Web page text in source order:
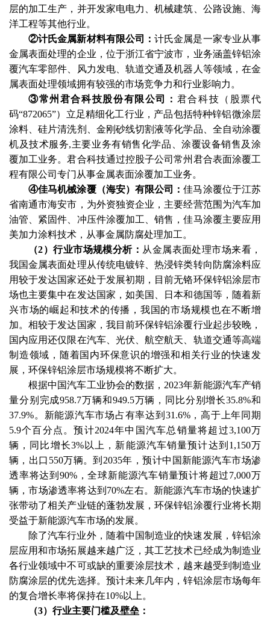
层的加工生产，并开发家电电力、机械建筑、公路设施、海
洋工程等其他行业。
②计氏金属新材料有限公司：计氏金属是一家专业从事
金属表面处理的企业，位于浙江省宁波市，业务涵盖锌铝涂
覆汽车零部件、风力发电、轨道交通及机器人等领域，在金
属表面处理领域拥有较强的市场竞争力和行业影响力。
③常州君合科技股份有限公司： 君合科技（股票代
码“872065”）立足精细化工行业，产品包括特种锌铝微涂层
涂料、硅片清洗剂、金刚砂线切割液等化学品、全自动涂覆
机及技术服务,主要业务有销售化学品、涂覆设备销售及涂
覆加工业务。君合科技通过控股子公司常州君合表面涂覆工
程有限公司专门从事金属表面涂覆加工业务。
④佳马机械涂覆（海安）有限公司：佳马涂覆位于江苏
省南通市海安市，为外资独资企业，主要经营范围为汽车加
油管、紧固件、冲压件涂覆加工、销售，佳马涂覆主要应用
美加力涂料技术，从事金属防腐处理加工。
（2）行业市场规模分析： 从金属表面处理市场来看，
我国金属表面处理从传统电镀锌、热浸锌类转向防腐涂料应
用较于发达国家还处于发展初期，目前无铬环保锌铝涂层市
场也主要集中在发达国家，如美国、日本和德国等，随着新
兴市场的崛起和技术的传播，我国的市场规模也在不断增
加。相较于发达国家，我目前环保锌铝涂覆行业起步较晚，
国内应用还仅限在汽车、光伏、航空航天、轨道交通等高端
制造领域，随着国内环保意识的增强和相关行业的快速发
展，环保锌铝涂层市场规模将不断扩大。
根据中国汽车工业协会的数据，2023年新能源汽车产销
量分别完成958.7万辆和949.5万辆，同比分别增长35.8%和
37.9%。新能源汽车市场占有率达到31.6%，高于上年同期
5.9个百分点。预计2024年中国汽车总销量将超过3,100万
辆，同比增长3%以上，新能源汽车销量预计达到1,150万
辆，出口550万辆。到2035年，预计中国新能源汽车市场渗
透率将达到90%，全球新能源汽车销量预计将超过7,000万
辆，市场渗透率将达到70%左右。新能源汽车市场的快速扩
张带动了相关产业链的蓬勃发展，环保锌铝涂覆行业将长期
受益于新能源汽车市场的发展。
除了汽车行业外，随着中国制造业的快速发展，锌铝涂
层应用和市场拓展越来越广泛，其工艺技术已经成为制造业
各行业领域中不可或缺的重要涂层技术，越来越受到制造业
防腐涂层的优先选择。预计未来几年内，锌铝涂层市场每年
的复合增长率将保持在10%以上。
（3）行业主要门槛及壁垒：